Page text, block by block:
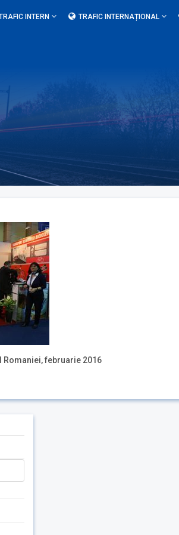
INTERN TRAFIC INTERNAȚIONAL
Romaniei, februarie 2016